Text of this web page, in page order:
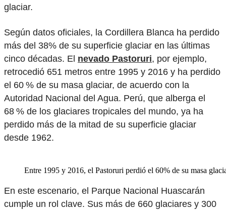
glaciar.
Según datos oficiales, la Cordillera Blanca ha perdido
más del 38% de su superficie glaciar en las últimas
cinco décadas. El nevado Pastoruri, por ejemplo,
retrocedió 651 metros entre 1995 y 2016 y ha perdido
el 60 % de su masa glaciar, de acuerdo con la
Autoridad Nacional del Agua. Perú, que alberga el
68 % de los glaciares tropicales del mundo, ya ha
perdido más de la mitad de su superficie glaciar
desde 1962.
Entre 1995 y 2016, el Pastoruri perdió el 60% de su masa
En este escenario, el Parque Nacional Huascarán
cumple un rol clave. Sus más de 660 glaciares y 300